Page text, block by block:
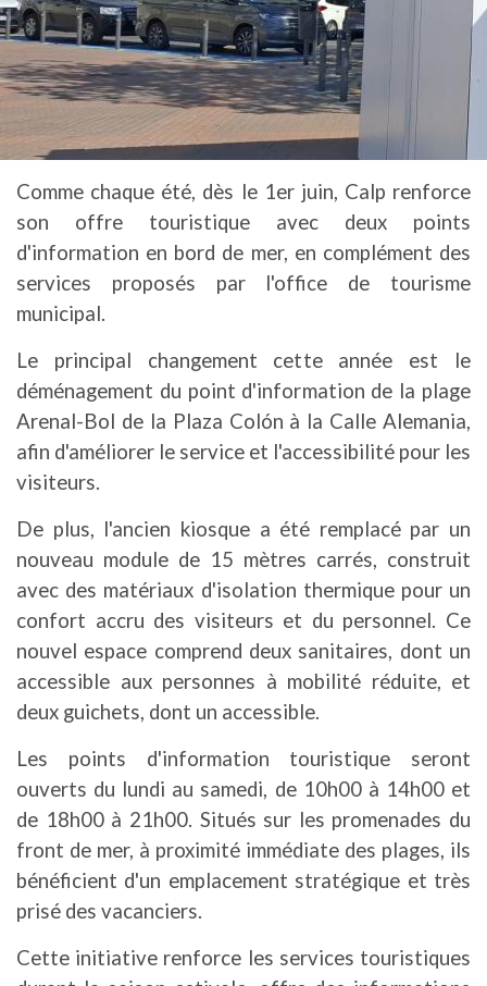
Comme chaque été, dès le 1er juin, Calp renforce
son offre touristique avec deux points
d'information en bord de mer, en complément des
services proposés par l'office de tourisme
municipal.
Le principal changement cette année est le
déménagement du point d'information de la plage
Arenal-Bol de la Plaza Colón à la Calle Alemania,
afin d'améliorer le service et l'accessibilité pour les
visiteurs.
De plus, l'ancien kiosque a été remplacé par un
nouveau module de 15 mètres carrés, construit
avec des matériaux d'isolation thermique pour un
confort accru des visiteurs et du personnel. Ce
nouvel espace comprend deux sanitaires, dont un
accessible aux personnes à mobilité réduite, et
deux guichets, dont un accessible.
Les points d'information touristique seront
ouverts du lundi au samedi, de 10h00 à 14h00 et
de 18h00 à 21h00. Situés sur les promenades du
front de mer, à proximité immédiate des plages, ils
bénéficient d'un emplacement stratégique et très
prisé des vacanciers.
Cette initiative renforce les services touristiques